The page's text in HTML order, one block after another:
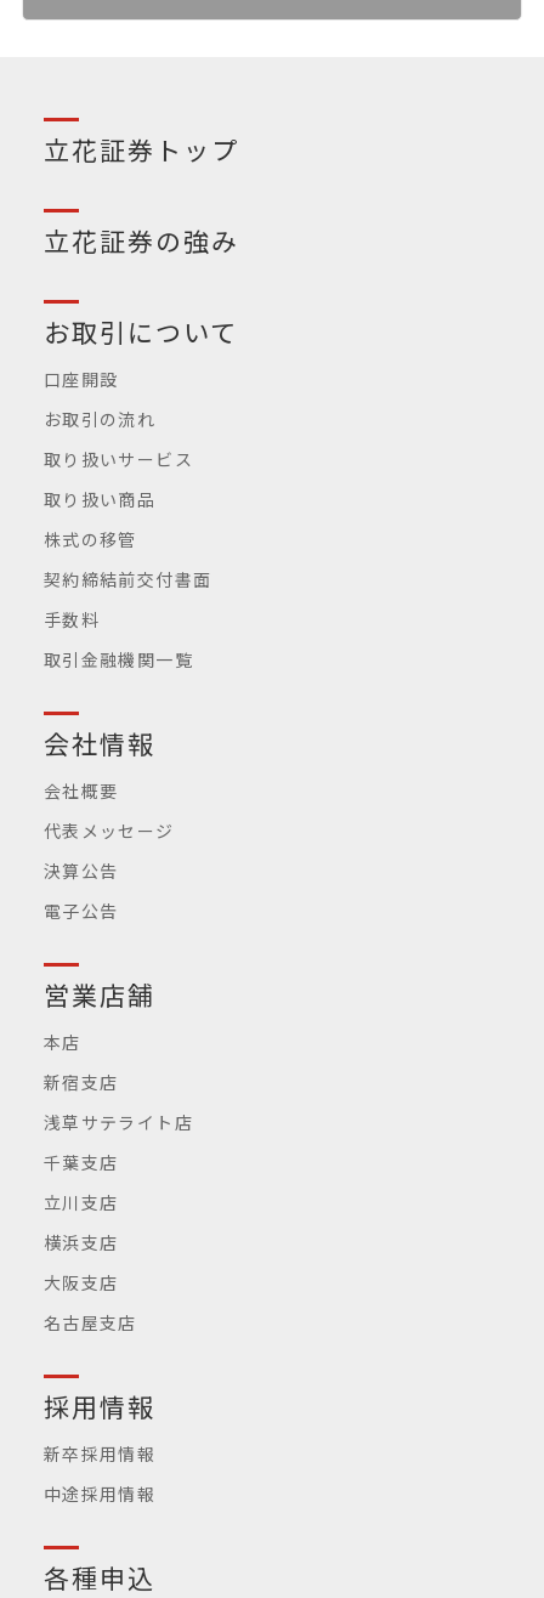
立花証券トップ
立花証券の強み
お取引について
口座開設
お取引の流れ
取り扱いサービス
取り扱い商品
株式の移管
契約締結前交付書面
手数料
取引金融機関一覧
会社情報
会社概要
代表メッセージ
決算公告
電子公告
営業店舗
本店
新宿支店
浅草サテライト店
千葉支店
立川支店
横浜支店
大阪支店
名古屋支店
採用情報
新卒採用情報
中途採用情報
各種申込